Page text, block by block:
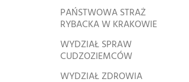
PAŃSTWOWA STRAŻ
RYBACKA W KRAKOWIE
WYDZIAŁ SPRAW
CUDZOZIEMCÓW
WYDZIAŁ ZDROWIA